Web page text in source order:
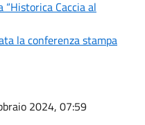
Caccia al
la conferenza stampa
2024, 07:59